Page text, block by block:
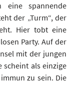
eine spannende
der „Turm“, der
Hier tobt eine
Party. Auf der
mit der jungen
scheint als einzige
zu sein. Die